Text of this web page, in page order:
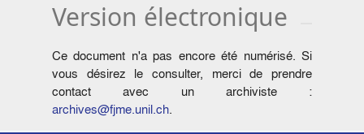
Version électronique
Ce document n'a pas encore été numérisé. Si
vous désirez le consulter, merci de prendre
contact avec un archiviste :
archives@fjme.unil.ch.